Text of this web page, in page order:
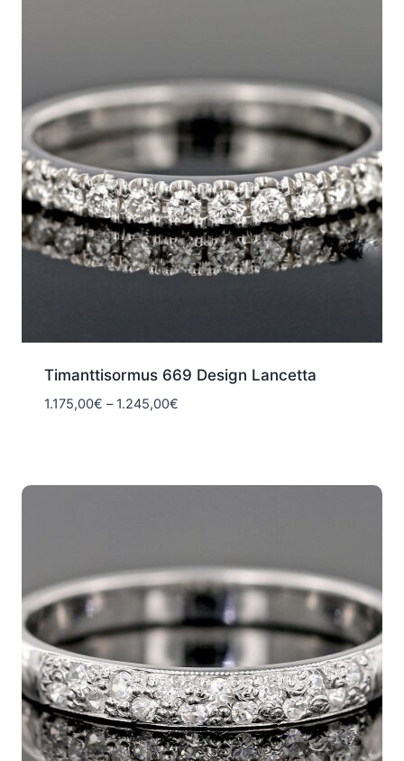
Timanttisormus 669 Design Lancetta
1.175,00€ – 1.245,00€Hintaluokka: